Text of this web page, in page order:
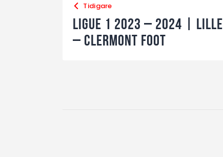
Tidigare
Ligue 1 2023 – 2024 | Lille
– Clermont Foot